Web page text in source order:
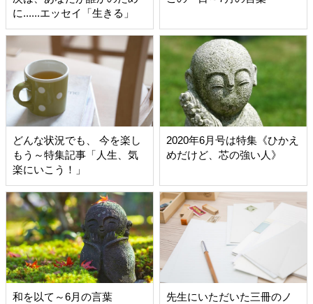
に......エッセイ「生きる」
どんな状況でも、 今を楽し
もう～特集記事「人生、気
楽にいこう！」
2020年6月号は特集《ひかえ
めだけど、芯の強い人》
和を以て～6月の言葉
先生にいただいた三冊のノ